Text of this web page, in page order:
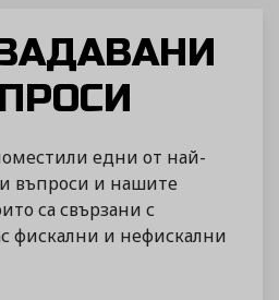
едни от най-
въпроси и нашите
са свързани с
фискални и нефискални